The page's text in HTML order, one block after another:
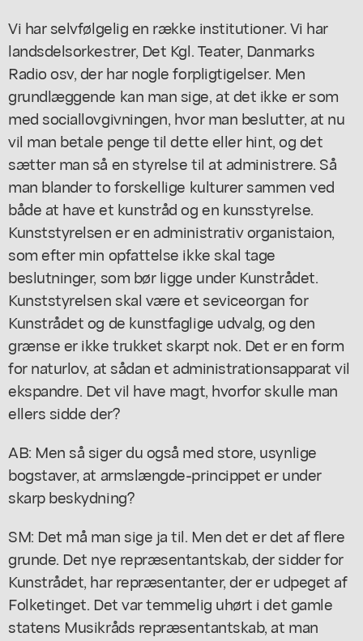
Vi har selvfølgelig en række institutioner. Vi har
landsdelsorkestrer, Det Kgl. Teater, Danmarks
Radio osv, der har nogle forpligtigelser. Men
grundlæggende kan man sige, at det ikke er som
med sociallovgivningen, hvor man beslutter, at nu
vil man betale penge til dette eller hint, og det
sætter man så en styrelse til at administrere. Så
man blander to forskellige kulturer sammen ved
både at have et kunstråd og en kunsstyrelse.
Kunststyrelsen er en administrativ organistaion,
som efter min opfattelse ikke skal tage
beslutninger, som bør ligge under Kunstrådet.
Kunststyrelsen skal være et seviceorgan for
Kunstrådet og de kunstfaglige udvalg, og den
grænse er ikke trukket skarpt nok. Det er en form
for naturlov, at sådan et administrationsapparat vil
ekspandre. Det vil have magt, hvorfor skulle man
ellers sidde der?
AB: Men så siger du også med store, usynlige
bogstaver, at armslængde-princippet er under
skarp beskydning?
SM: Det må man sige ja til. Men det er det af flere
grunde. Det nye repræsentantskab, der sidder for
Kunstrådet, har repræsentanter, der er udpeget af
Folketinget. Det var temmelig uhørt i det gamle
statens Musikråds repræsentantskab, at man